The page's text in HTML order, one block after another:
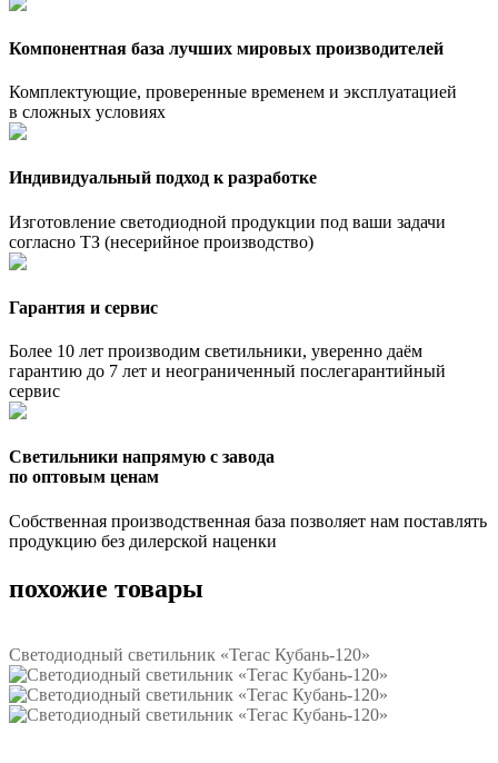
Компонентная база лучших мировых производителей
Комплектующие, проверенные временем и эксплуатацией
в сложных условиях
Индивидуальный подход к разработке
Изготовление светодиодной продукции под ваши задачи
согласно ТЗ (несерийное производство)
Гарантия и сервис
Более 10 лет производим светильники, уверенно даём
гарантию до 7 лет и неограниченный послегарантийный
сервис
Светильники напрямую с завода
по оптовым ценам
Собственная производственная база позволяет нам поставлять
продукцию без дилерской наценки
похожие товары
Светодиодный светильник «Тегас Кубань-120»